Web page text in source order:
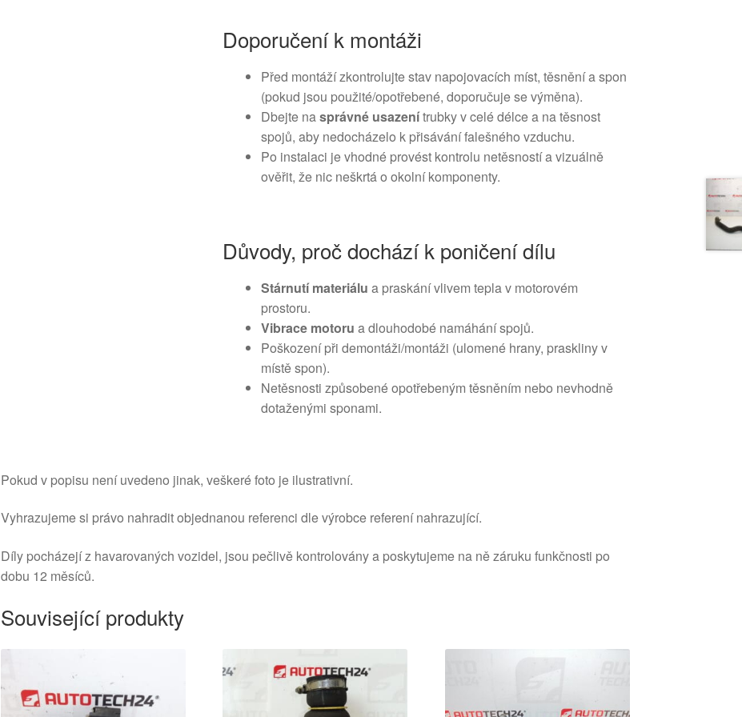
Doporučení k montáži
Před montáží zkontrolujte stav napojovacích míst, těsnění a spon
(pokud jsou použité/opotřebené, doporučuje se výměna).
Dbejte nasprávné usazenítrubky v celé délce a na těsnost
spojů, aby nedocházelo k přisávání falešného vzduchu.
Po instalaci je vhodné provést kontrolu netěsností a vizuálně
ověřit, že nic neškrtá o okolní komponenty.
Důvody, proč dochází k poničení dílu
Stárnutí materiálu a praskání vlivem tepla v motorovém
prostoru.
Vibrace motoru a dlouhodobé namáhání spojů.
Poškození při demontáži/montáži (ulomené hrany, praskliny v
místě spon).
Netěsnosti způsobené opotřebeným těsněním nebo nevhodně
dotaženými sponami.
Pokud v popisu není uvedeno jinak, veškeré foto je ilustrativní.
Vyhrazujeme si právo nahradit objednanou referenci dle výrobce referení nahrazující.
Díly pocházejí z havarovaných vozidel, jsou pečlivě kontrolovány a poskytujeme na ně záruku funkčnosti po
dobu 12 měsíců.
Související produkty